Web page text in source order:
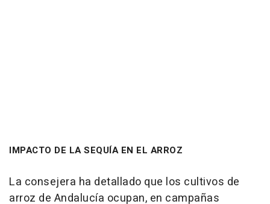
IMPACTO DE LA SEQUÍA EN EL ARROZ
La consejera ha detallado que los cultivos de
arroz de Andalucía ocupan, en campañas